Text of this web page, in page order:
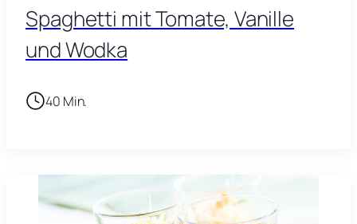
Spaghetti mit Tomate, Vanille
und Wodka
40 Min.